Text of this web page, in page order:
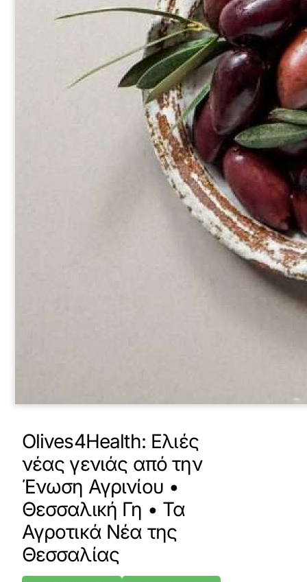
Olives4Health: Ελιές
νέας γενιάς από την
Ένωση Αγρινίου •
Θεσσαλική Γη • Τα
Αγροτικά Νέα της
Θεσσαλίας